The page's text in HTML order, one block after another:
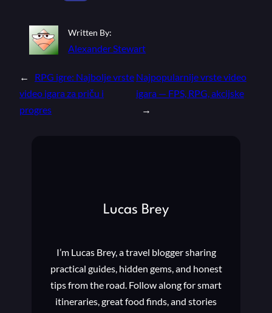
Written By:
Alexander Stewart
←
RPG igre: Najbolje vrste
video igara za priču i
progres
Najpopularnije vrste video
igara — FPS, RPG, akcijske
→
Lucas Brey
I’m Lucas Brey, a travel blogger sharing
practical guides, hidden gems, and honest
tips from the road. Follow along for smart
itineraries, great food finds, and stories